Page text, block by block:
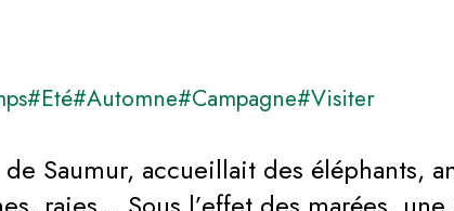
#Eté#Automne#Campagne#Visiter
Saumur, accueillait des éléphants,